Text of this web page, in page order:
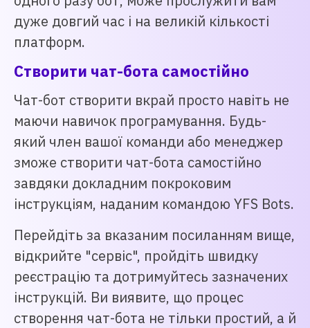
дуже довгий час і на великій кількості
платформ.
Створити чат-бота самостійно
Чат-бот створити вкрай просто навіть не
маючи навичок програмування. Будь-
який член вашої команди або менеджер
зможе створити чат-бота самостійно
завдяки докладним покроковим
інструкціям, наданим командою YFS Bots.
Перейдіть за вказаним посиланням вище,
відкрийте "сервіс", пройдіть швидку
реєстрацію та дотримуйтесь зазначених
інструкцій. Ви виявите, що процес
створення чат-бота не тільки простий, а й